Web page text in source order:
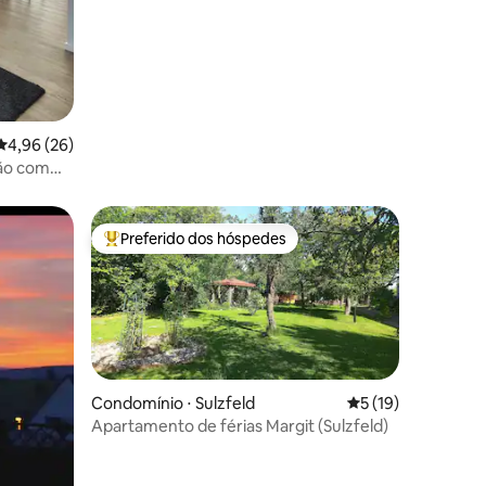
de uma avaliação média de 5, 26 avaliações
4,96 (26)
com
Entre os melhores preferidos dos hóspedes
Preferido dos hóspedes
Condomínio ⋅ Sulzfeld 5 de uma
5 (19)
Apartamento de férias Margit (Sulzfeld)